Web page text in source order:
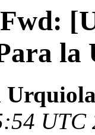
la
UTC